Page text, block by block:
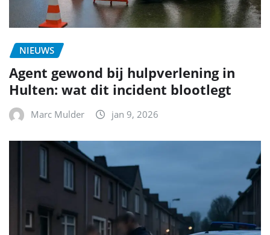
NIEUWS
Agent gewond bij hulpverlening in
Hulten: wat dit incident blootlegt
Marc Mulder jan 9, 2026